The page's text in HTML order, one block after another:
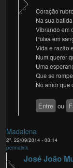
Coração
Na sua
Vibrando em
Pulsa em
Vida e razão
Num querer
Uma
Que se
No amor que
Entre ou
Madalena
2ª, 22/09/2014 - 03:14
permalink
José João